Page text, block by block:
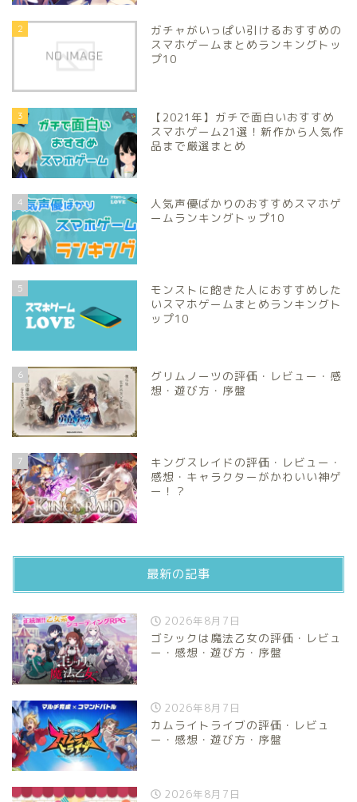
2
ガチャがいっぱい引けるおすすめの
スマホゲームまとめランキングトッ
プ10
3
【2021年】ガチで面白いおすすめ
スマホゲーム21選！新作から人気作
品まで厳選まとめ
4
人気声優ばかりのおすすめスマホゲ
ームランキングトップ10
5
モンストに飽きた人におすすめした
いスマホゲームまとめランキングト
ップ10
6
グリムノーツの評価・レビュー・感
想・遊び方・序盤
7
キングスレイドの評価・レビュー・
感想・キャラクターがかわいい神ゲ
ー！？
最新の記事
2026年8月7日
ゴシックは魔法乙女の評価・レビュ
ー・感想・遊び方・序盤
2026年8月7日
カムライトライブの評価・レビュ
ー・感想・遊び方・序盤
2026年8月7日